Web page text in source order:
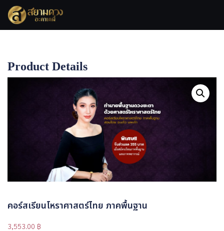
Product Details
คอร์สเรียนโหราศาสตร์ไทย ภาคพื้นฐาน
คอร์สเรียนโหราศาสตร์ไทย ภาคพื้นฐาน
3,553.00 ฿